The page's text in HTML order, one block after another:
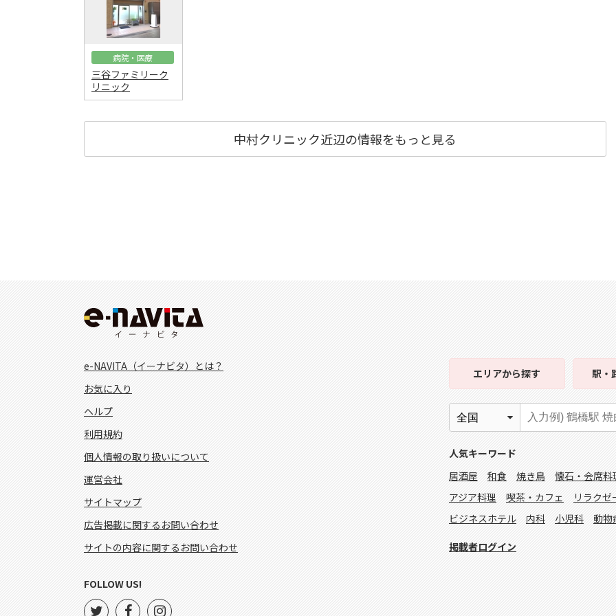
病院・医療
三谷ファミリーク
リニック
中村クリニック近辺の情報をもっと見る
e-NAVITA（イーナビタ）とは？
お気に入り
ヘルプ
利用規約
個人情報の取り扱いについて
運営会社
サイトマップ
広告掲載に関するお問い合わせ
サイトの内容に関するお問い合わせ
エリアから探す 駅・
人気キーワード
居酒屋
和食 焼き鳥 懐石・会席料
アジア料理
喫茶・カフェ リラクゼ
ビジネスホテル
内科 小児科 動物
掲載者ログイン
FOLLOW US!